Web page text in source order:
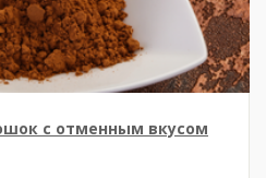
с отменным вкусом